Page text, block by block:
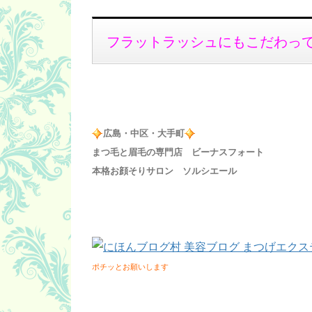
フラットラッシュにもこだわっ
広島・中区・大手町
まつ毛と眉毛の専門店 ビーナスフォート
本格お顔そりサロン ソルシエール
ポチッとお願いします